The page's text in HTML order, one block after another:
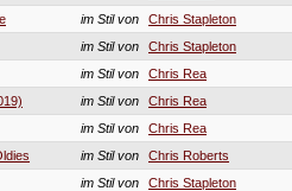
im Stil von
Chris Stapleton
im Stil von
Chris Stapleton
im Stil von
Chris Rea
im Stil von
Chris Rea
im Stil von
Chris Rea
im Stil von
Chris Roberts
im Stil von
Chris Stapleton